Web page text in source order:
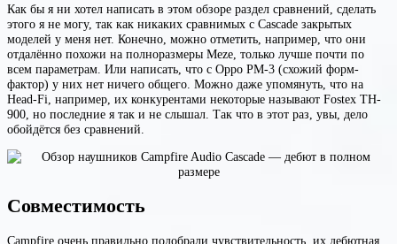
Как бы я ни хотел написать в этом обзоре раздел сравнений, сделать
этого я не могу, так как никаких сравнимых с Cascade закрытых
моделей у меня нет. Конечно, можно отметить, например, что они
отдалённо похожи на полноразмеры Meze, только лучше почти по
всем параметрам. Или написать, что с Oppo PM-3 (схожий форм-
фактор) у них нет ничего общего. Можно даже упомянуть, что на
Head-Fi, например, их конкурентами некоторые называют Fostex TH-
900, но последние я так и не слышал. Так что в этот раз, увы, дело
обойдётся без сравнений.
Совместимость
Campfire очень правильно подобрали чувствительность, их дебютная